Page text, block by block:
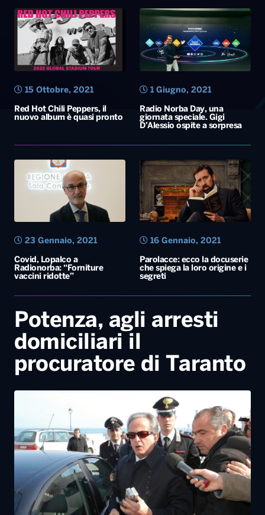
Red Hot Chili Peppers, il
nuovo album è quasi pronto
15 Ottobre, 2021
Radio Norba Day, una
giornata speciale. Gigi
D’Alessio ospite a sorpresa
1 Giugno, 2021
Covid, Lopalco a
Radionorba: “Forniture
vaccini ridotte”
23 Gennaio, 2021
Parolacce: ecco la docuserie
che spiega la loro origine e i
segreti
16 Gennaio, 2021
Potenza, agli arresti
domiciliari il
procuratore di Taranto